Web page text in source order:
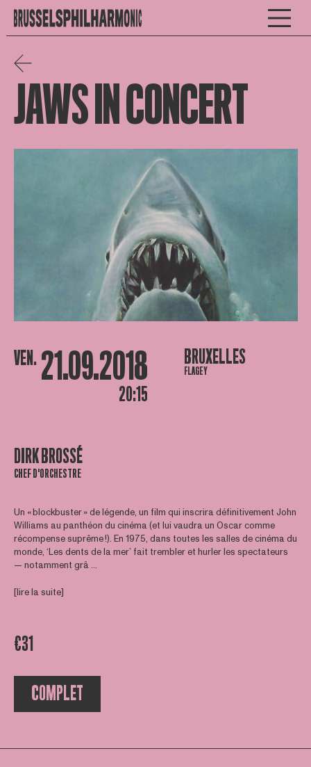
JAWS IN CONCERT
VEN. 21.09.2018
20:15
BRUXELLES
FLAGEY
DIRK BROSSÉ
CHEF D'ORCHESTRE
Un « blockbuster » de légende, un film qui inscrira définitivement John
Williams au panthéon du cinéma (et lui vaudra un Oscar comme
récompense suprême !). En 1975, dans toutes les salles de cinéma du
monde, ‘Les dents de la mer’ fait trembler et hurler les spectateurs
— notamment grâ ...
[lire la suite]
€31
COMPLET